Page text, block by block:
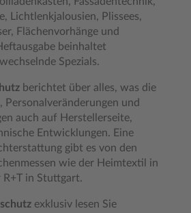
Lichtlenkjalousien, Plissees,
Flächenvorhänge und
beinhaltet
Spezials.
berichtet über alles, was die
Personalveränderungen und
auch auf Herstellerseite,
Entwicklungen. Eine
gibt es von den
wie der Heimtextil in
in Stuttgart.
exklusiv lesen Sie